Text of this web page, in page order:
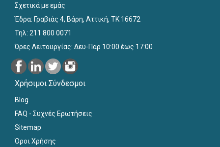
Σχετικά με εμάς
Έδρα: Γραβιάς 4, Βάρη, Αττική, ΤΚ 16672
Τηλ: 211 800 0071
Ώρες Λειτουργίας: Δευ-Παρ 10:00 έως 17:00
Χρήσιμοι Σύνδεσμοι
Blog
FAQ - Συχνές Ερωτήσεις
Sitemap
Όροι Χρήσης